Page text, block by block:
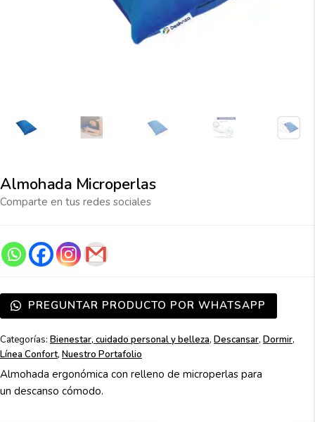
Almohada Microperlas
Comparte en tus redes sociales
PREGUNTAR PRODUCTO POR WHATSAPP
Categorías: Bienestar, cuidado personal y belleza, Descansar, Dormir,
Línea Confort, Nuestro Portafolio
Almohada ergonómica con relleno de microperlas para
un descanso cómodo.